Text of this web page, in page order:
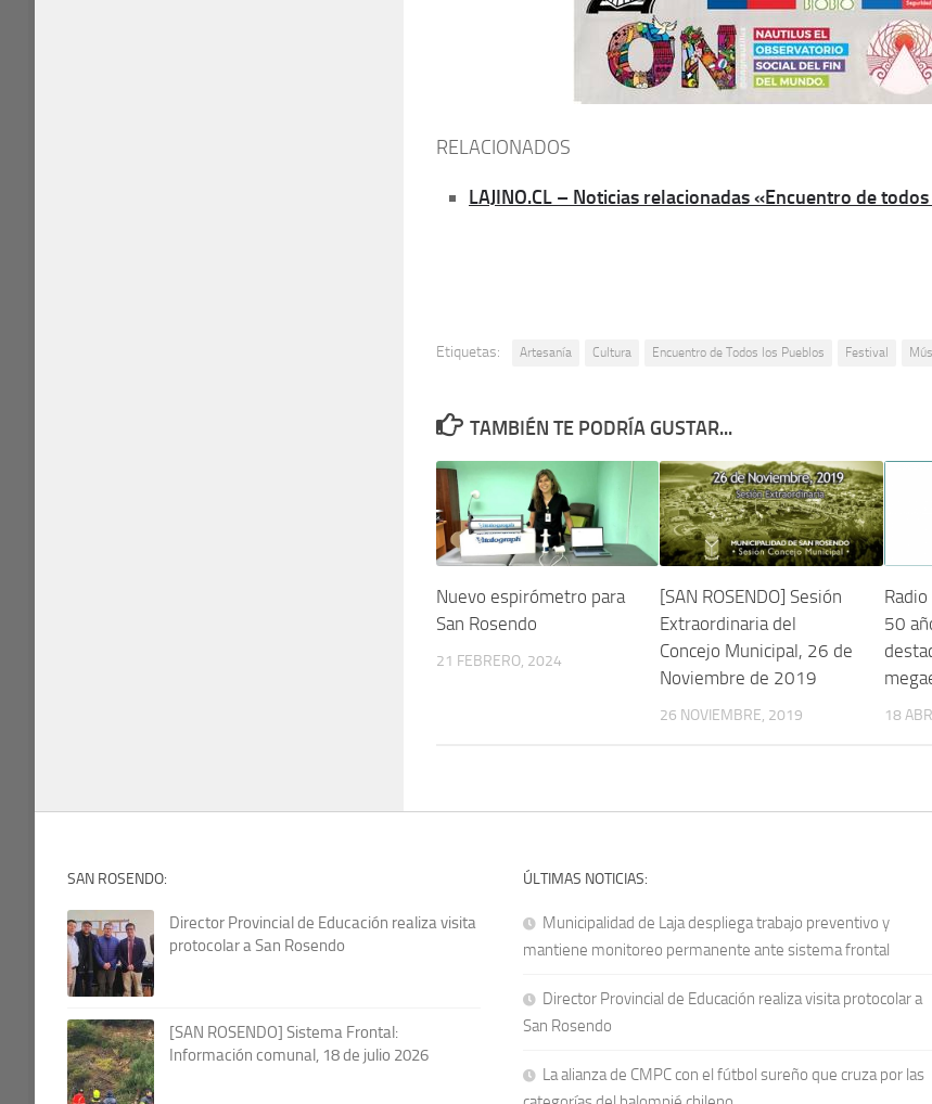
RELACIONADOS
LAJINO.CL – Noticias relacionadas «Encuentro de
Etiquetas: Artesanía Cultura Encuentro de Todos los Pueblos Festival
TAMBIÉN TE PODRÍA GUSTAR...
Nuevo espirómetro para
San Rosendo
21 FEBRERO, 2024
[SAN ROSENDO] Sesión
Extraordinaria del
Concejo Municipal, 26 de
Noviembre de 2019
26 NOVIEMBRE, 2019
50
18
SAN ROSENDO:
Director Provincial de Educación realiza visita
protocolar a San Rosendo
[SAN ROSENDO] Sistema Frontal:
Información comunal, 18 de julio 2026
ÚLTIMAS NOTICIAS:
Municipalidad de Laja despliega trabajo preventivo y
mantiene monitoreo permanente ante sistema frontal
Director Provincial de Educación realiza visita protocolar a
San Rosendo
La alianza de CMPC con el fútbol sureño que cruza por las